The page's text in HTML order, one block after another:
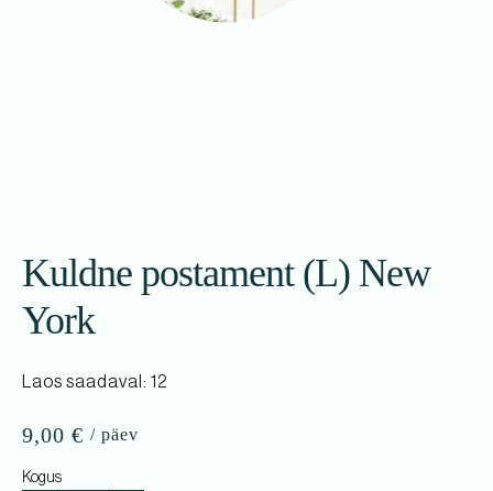
Kuldne postament (L) New
York
Laos saadaval: 12
9,00 €